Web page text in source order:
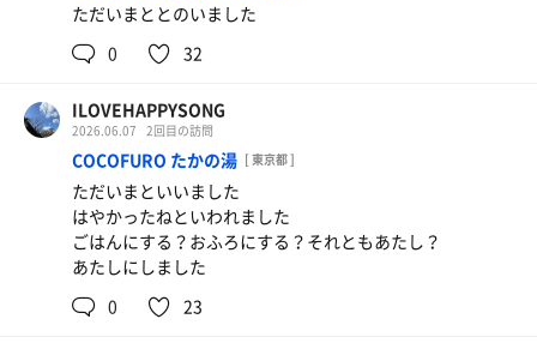
ただいまととのいました
0
32
ILOVEHAPPYSONG
2026.06.07 2回目の訪問
COCOFURO たかの湯 [ 東京都 ]
ただいまといいました
はやかったねといわれました
ごはんにする？おふろにする？それともあたし？
あたしにしました
0
23